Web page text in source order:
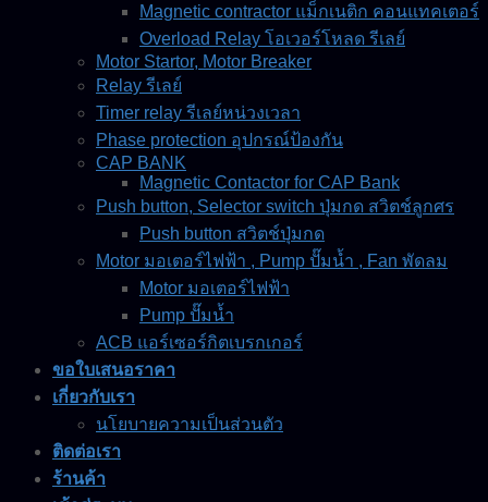
Magnetic contractor แม็กเนติก คอนแทคเตอร์
Overload Relay โอเวอร์โหลด รีเลย์
Motor Startor, Motor Breaker
Relay รีเลย์
Timer relay รีเลย์หน่วงเวลา
Phase protection อุปกรณ์ป้องกัน
CAP BANK
Magnetic Contactor for CAP Bank
Push button, Selector switch ปุ่มกด สวิตช์ลูกศร
Push button สวิตช์ปุ่มกด
Motor มอเตอร์ไฟฟ้า , Pump ปั๊มน้ำ , Fan พัดลม
Motor มอเตอร์ไฟฟ้า
Pump ปั๊มน้ำ
ACB แอร์เซอร์กิตเบรกเกอร์
ขอใบเสนอราคา
เกี่ยวกับเรา
นโยบายความเป็นส่วนตัว
ติดต่อเรา
ร้านค้า